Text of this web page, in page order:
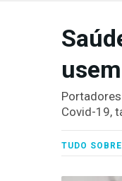
Desenvolvido
Covid-19,
TUDO